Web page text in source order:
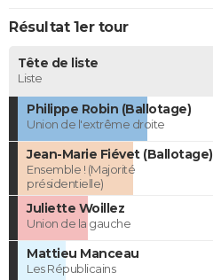
Résultat 1er tour
Tête de liste
Liste
Philippe Robin (Ballotage)
Union de l'extrême droite
Jean-Marie Fiévet (Ballotage)
Ensemble ! (Majorité
présidentielle)
Juliette Woillez
Union de la gauche
Mattieu Manceau
Les Républicains